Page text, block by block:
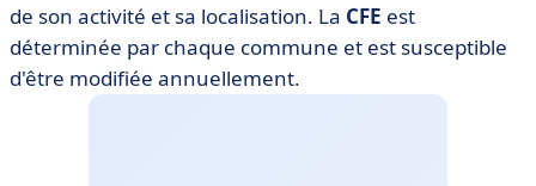
de son activité et sa localisation. La CFE est
déterminée par chaque commune et est susceptible
d'être modifiée annuellement.